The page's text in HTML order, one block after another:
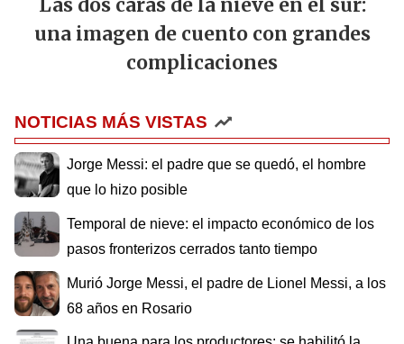
Las dos caras de la nieve en el sur:
una imagen de cuento con grandes
complicaciones
NOTICIAS MÁS VISTAS
Jorge Messi: el padre que se quedó, el hombre
que lo hizo posible
Temporal de nieve: el impacto económico de los
pasos fronterizos cerrados tanto tiempo
Murió Jorge Messi, el padre de Lionel Messi, a los
68 años en Rosario